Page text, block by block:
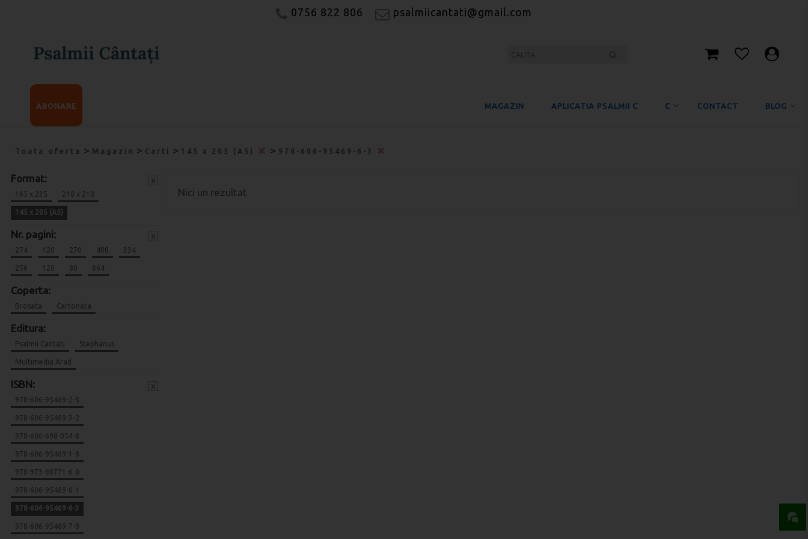
0756 822 806 psalmiicantati@gmail.com
MAGAZIN APLICATIA PSALMII C C CONTACT BLOG
ABONARE
Toata oferta > Magazin > Carti > 145 x 205 (A5) > 978-606-95469-6-3
Format:
165 x 235 210 x 210
145 x 205 (A5)
Nr. pagini:
274 120 270 400 334
256 120 80 664
Coperta:
Brosata Cartonata
Editura:
Psalmii Cantati Stephanus
Multimedia Arad
ISBN:
978-606-95469-2-5
978-606-95469-3-2
978-606-698-054-8
978-606-95469-1-8
978-973-88771-6-0
978-606-95469-0-1
978-606-95469-6-3
978-606-95469-7-0
Nici un rezultat